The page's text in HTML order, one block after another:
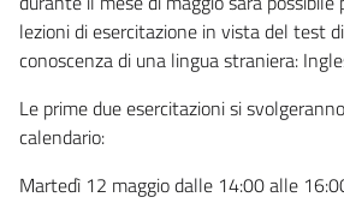
lezioni di esercitazione in vista del test
conoscenza di una lingua straniera:
Le prime due esercitazioni si
calendario:
Martedì 12 maggio dalle 14:00 alle